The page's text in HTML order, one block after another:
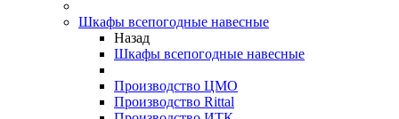
Шкафы всепогодные навесные
Назад
Шкафы всепогодные навесные
Производство ЦМО
Производство Rittal